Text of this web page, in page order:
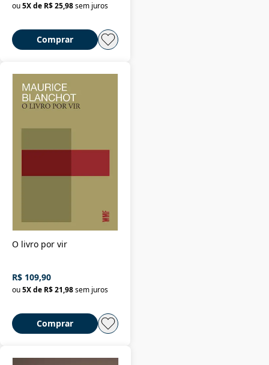
ou5X de R$ 25,98sem juros
Comprar
O livro por vir
R$ 109,90
ou5X de R$ 21,98sem juros
Comprar